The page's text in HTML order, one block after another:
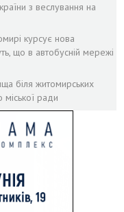
з веслування на
курсує нова
що в автобусній мережі
біля житомирських
міської ради